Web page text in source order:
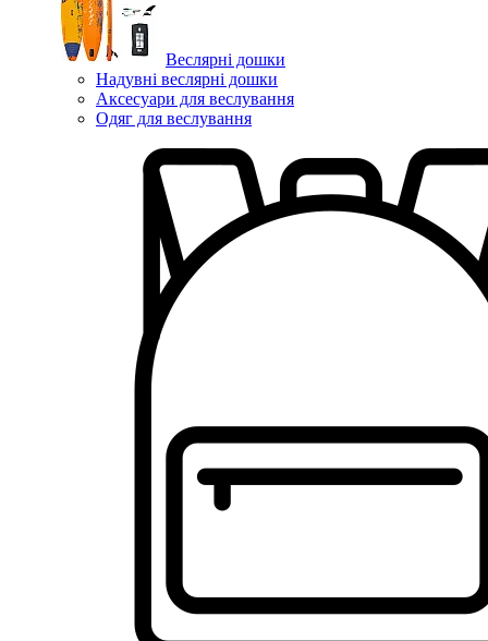
Веслярні дошки
Надувні веслярні дошки
Аксесуари для веслування
Одяг для веслування